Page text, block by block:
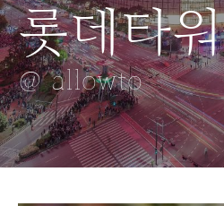
롯데타
@ allowto
해파리
@ allowto
배꽃
@ allowto
자벌레
@ allowto
각선미
@ allowto